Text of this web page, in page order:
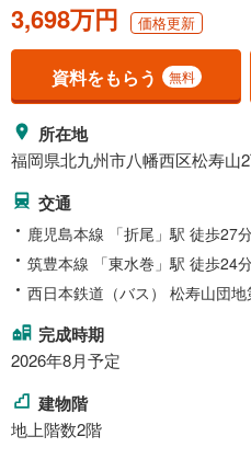
3,698万円 価格更新
資料をもらう 無料
所在地
福岡県北九州市八幡西区松寿山
交通
鹿児島本線 「折尾」駅 徒歩27
筑豊本線 「東水巻」駅 徒歩24
西日本鉄道（バス） 松寿山団
完成時期
2026年8月予定
建物階
地上階数2階